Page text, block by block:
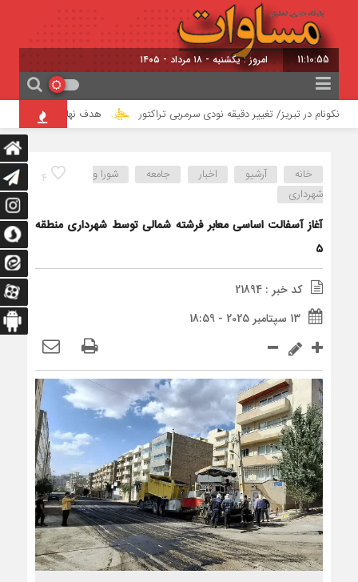
11:10:56 امروز : یکشنبه - ۱۸ مرداد - ۱۴۰۵
نکونام در تبریز/ تغییر دقیقه نودی سرمربی تراکتور هدف نهایی پروژه‌های کلان
4 خانه آرشیو اخبار جامعه
شورا و
شهرداری
آغاز آسفالت اساسی معابر فرشته شمالی توسط شهرداری منطقه
۵
کد خبر : 21894
13 سپتامبر 2025 - 18:59